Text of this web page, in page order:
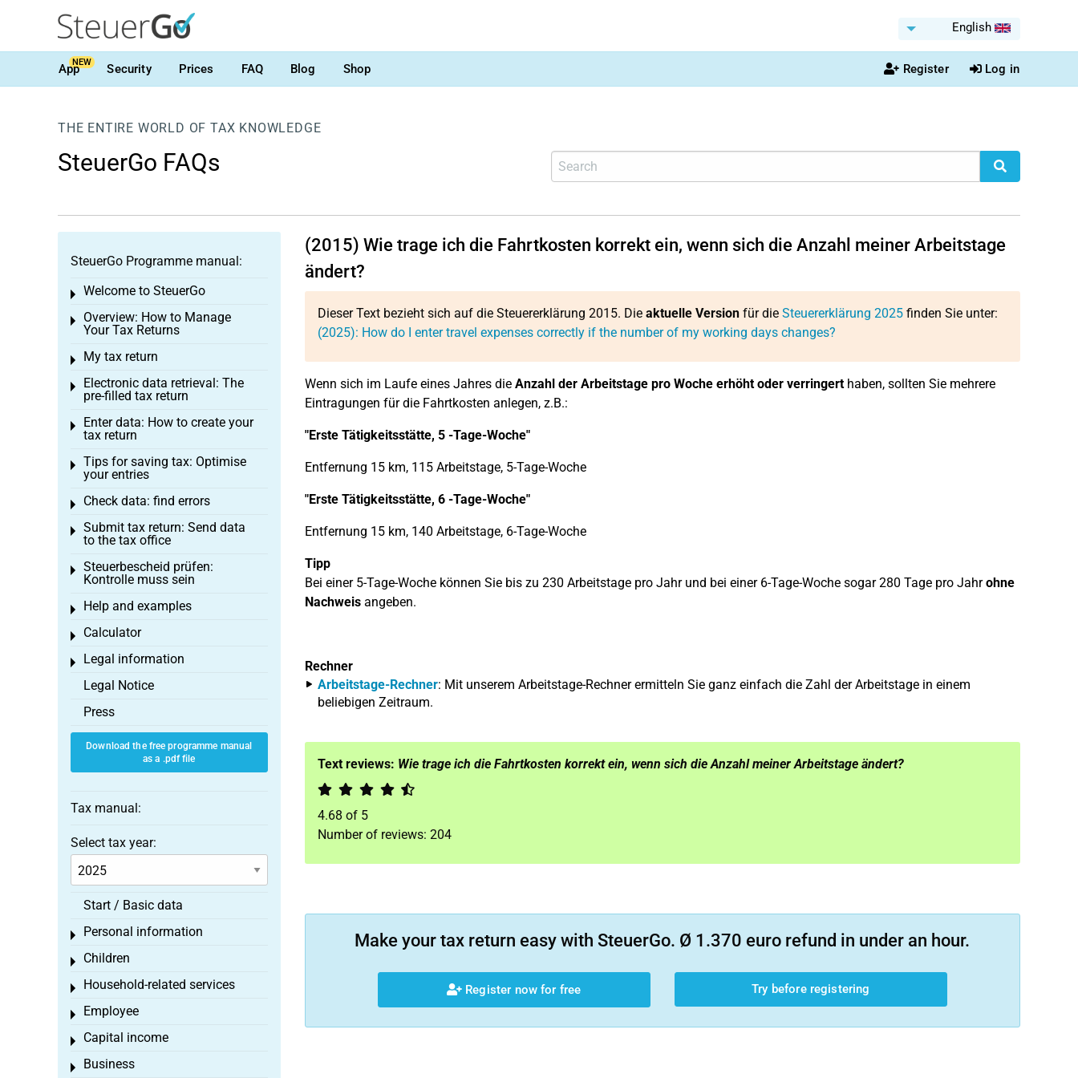
English
AppNEW Security Prices FAQ Blog Shop Register Log in
THE ENTIRE WORLD OF TAX KNOWLEDGE
SteuerGo FAQs
(2015) Wie trage ich die Fahrtkosten korrekt ein, wenn sich die Anzahl meiner Arbeitstage
ändert?
Dieser Text bezieht sich auf die Steuererklärung 2015. Die aktuelle Versionfür die Steuererklärung 2025finden Sie unter:
(2025): How do I enter travel expenses correctly if the number of my working days changes?
Wenn sich im Laufe eines Jahres die Anzahl der Arbeitstage pro Woche erhöht oder verringerthaben, sollten Sie mehrere
Eintragungen für die Fahrtkosten anlegen, z.B.:
"Erste Tätigkeitsstätte, 5 -Tage-Woche"
Entfernung 15 km, 115 Arbeitstage, 5-Tage-Woche
"Erste Tätigkeitsstätte, 6 -Tage-Woche"
Entfernung 15 km, 140 Arbeitstage, 6-Tage-Woche
Tipp
Bei einer 5-Tage-Woche können Sie bis zu 230 Arbeitstage pro Jahr und bei einer 6-Tage-Woche sogar 280 Tage pro Jahrohne
Nachweisangeben.
Rechner
Arbeitstage-Rechner: Mit unserem Arbeitstage-Rechner ermitteln Sie ganz einfach die Zahl der Arbeitstage in einem
beliebigen Zeitraum.
Text reviews: Wie trage ich die Fahrtkosten korrekt ein, wenn sich die Anzahl meiner Arbeitstage ändert?
4.68of 5
Number of reviews: 204
Make your tax return easy with SteuerGo. Ø 1.370 euro refund in under an hour.
Register now for free Try before registering
SteuerGo Programme manual:
Welcome to SteuerGo
Toggle menu
Overview: How to Manage
Your Tax Returns
Toggle menu
My tax return
Toggle menu
Electronic data retrieval: The
pre-filled tax return
Toggle menu
Enter data: How to create your
tax return
Toggle menu
Tips for saving tax: Optimise
your entries
Toggle menu
Check data: find errors
Toggle menu
Submit tax return: Send data
to the tax office
Toggle menu
Steuerbescheid prüfen:
Kontrolle muss sein
Toggle menu
Help and examples
Toggle menu
Calculator
Toggle menu
Legal information
Toggle menu
Legal Notice
Press
Download the free programme manual
as a .pdf file
Tax manual:
Select tax year:
Start / Basic data
Personal information
Toggle menu
Children
Toggle menu
Household-related services
Toggle menu
Employee
Toggle menu
Capital income
Toggle menu
Business
Toggle menu